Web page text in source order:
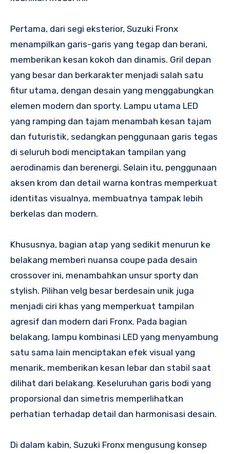
Pertama, dari segi eksterior, Suzuki Fronx
menampilkan garis-garis yang tegap dan berani,
memberikan kesan kokoh dan dinamis. Gril depan
yang besar dan berkarakter menjadi salah satu
fitur utama, dengan desain yang menggabungkan
elemen modern dan sporty. Lampu utama LED
yang ramping dan tajam menambah kesan tajam
dan futuristik, sedangkan penggunaan garis tegas
di seluruh bodi menciptakan tampilan yang
aerodinamis dan berenergi. Selain itu, penggunaan
aksen krom dan detail warna kontras memperkuat
identitas visualnya, membuatnya tampak lebih
berkelas dan modern.
Khususnya, bagian atap yang sedikit menurun ke
belakang memberi nuansa coupe pada desain
crossover ini, menambahkan unsur sporty dan
stylish. Pilihan velg besar berdesain unik juga
menjadi ciri khas yang memperkuat tampilan
agresif dan modern dari Fronx. Pada bagian
belakang, lampu kombinasi LED yang menyambung
satu sama lain menciptakan efek visual yang
menarik, memberikan kesan lebar dan stabil saat
dilihat dari belakang. Keseluruhan garis bodi yang
proporsional dan simetris memperlihatkan
perhatian terhadap detail dan harmonisasi desain.
Di dalam kabin, Suzuki Fronx mengusung konsep